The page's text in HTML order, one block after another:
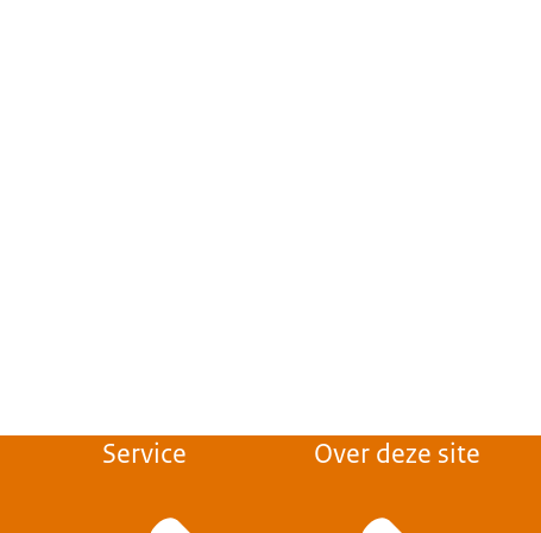
de aftoppingsgrens wordt vergoed. Bepalend voor dit
is het bereiken van die leeftijd in het kalenderjaar. De
de daaropvolgende maand in.
Service Over deze site